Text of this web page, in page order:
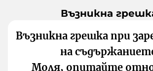
Възникна
Възникна грешка при
на
Моля, опитайте